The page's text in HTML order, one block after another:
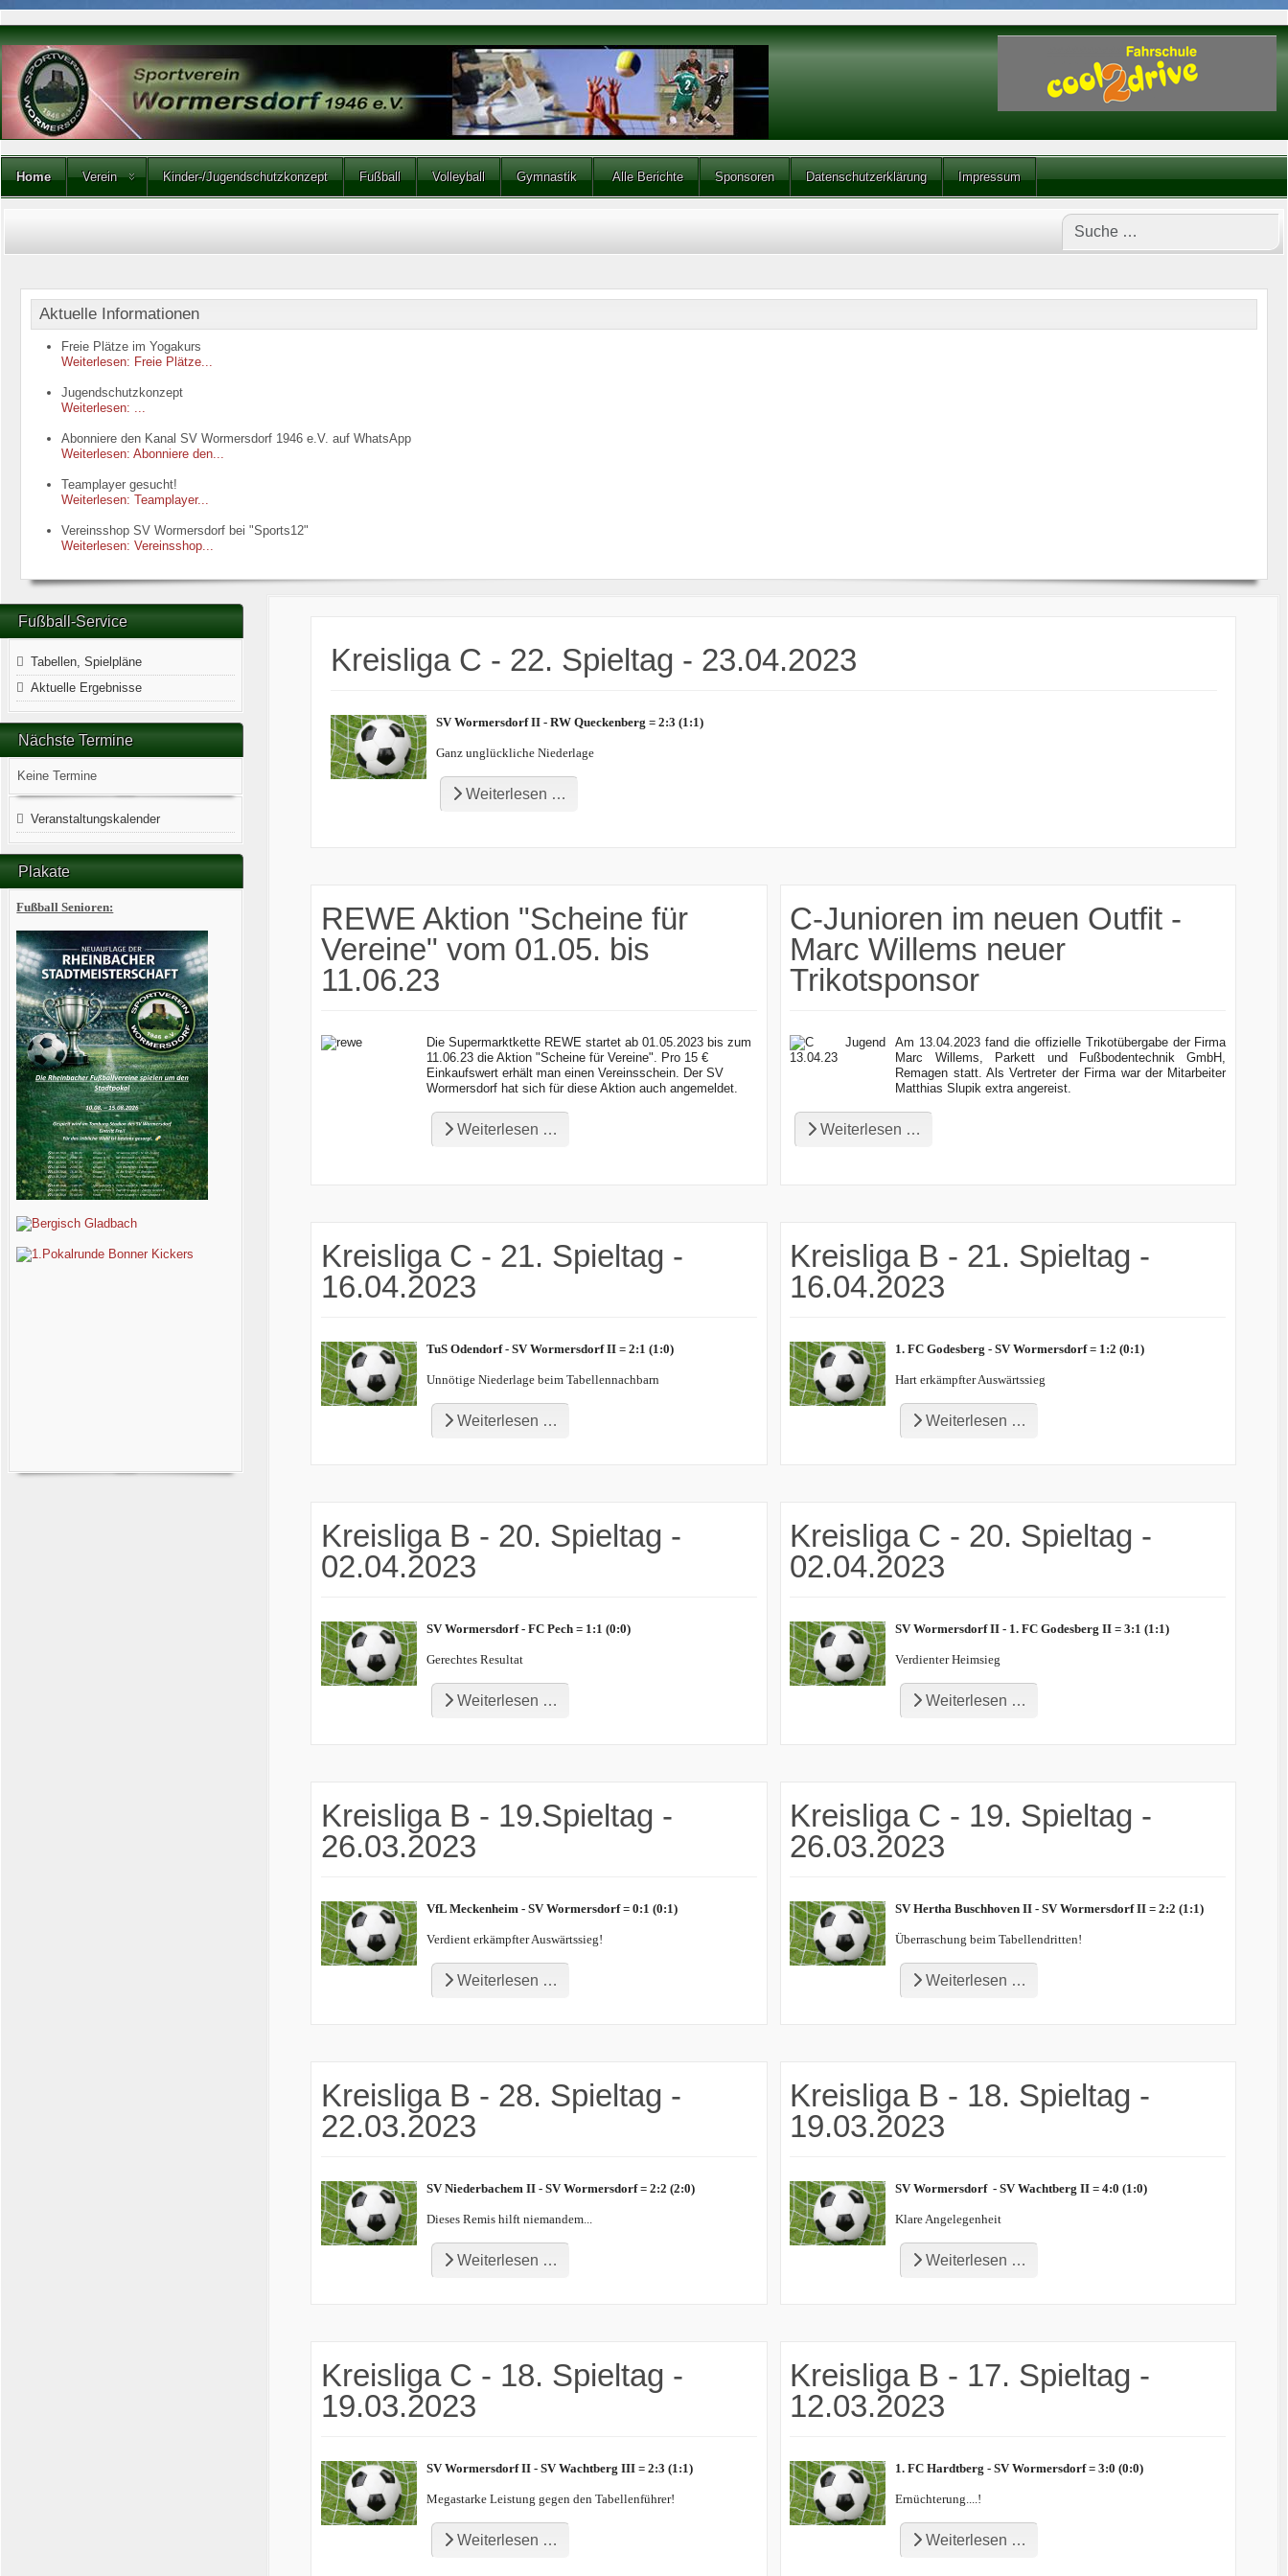
Home Verein Kinder-/Jugendschutzkonzept Fußball Volleyball Gymnastik Alle Berichte Sponsoren Datenschutzerklärung Impressum
Aktuelle Informationen
Freie Plätze im Yogakurs
Weiterlesen: Freie Plätze...
Jugendschutzkonzept
Weiterlesen: ...
Abonniere den Kanal SV Wormersdorf 1946 e.V. auf WhatsApp
Weiterlesen: Abonniere den...
Teamplayer gesucht!
Weiterlesen: Teamplayer...
Vereinsshop SV Wormersdorf bei "Sports12"
Weiterlesen: Vereinsshop...
Fußball-Service
Tabellen, Spielpläne
Aktuelle Ergebnisse
Nächste Termine
Keine Termine
Veranstaltungskalender
Plakate
Fußball Senioren:
Kreisliga C - 22. Spieltag - 23.04.2023
SV Wormersdorf II - RW Queckenberg = 2:3 (1:1)
Ganz unglückliche Niederlage
Weiterlesen …
REWE Aktion "Scheine für
Vereine" vom 01.05. bis
11.06.23
Die Supermarktkette REWE startet ab 01.05.2023 bis zum
11.06.23 die Aktion "Scheine für Vereine". Pro 15 €
Einkaufswert erhält man einen Vereinsschein. Der SV
Wormersdorf hat sich für diese Aktion auch angemeldet.
Weiterlesen …
C-Junioren im neuen Outfit -
Marc Willems neuer
Trikotsponsor
Am 13.04.2023 fand die offizielle Trikotübergabe der Firma
Marc Willems, Parkett und Fußbodentechnik GmbH,
Remagen statt. Als Vertreter der Firma war der Mitarbeiter
Matthias Slupik extra angereist.
Weiterlesen …
Kreisliga C - 21. Spieltag -
16.04.2023
TuS Odendorf - SV Wormersdorf II = 2:1 (1:0)
Unnötige Niederlage beim Tabellennachbarn
Weiterlesen …
Kreisliga B - 21. Spieltag -
16.04.2023
1. FC Godesberg - SV Wormersdorf = 1:2 (0:1)
Hart erkämpfter Auswärtssieg
Weiterlesen …
Kreisliga B - 20. Spieltag -
02.04.2023
SV Wormersdorf - FC Pech = 1:1 (0:0)
Gerechtes Resultat
Weiterlesen …
Kreisliga C - 20. Spieltag -
02.04.2023
SV Wormersdorf II - 1. FC Godesberg II = 3:1 (1:1)
Verdienter Heimsieg
Weiterlesen …
Kreisliga B - 19.Spieltag -
26.03.2023
VfL Meckenheim - SV Wormersdorf = 0:1 (0:1)
Verdient erkämpfter Auswärtssieg!
Weiterlesen …
Kreisliga C - 19. Spieltag -
26.03.2023
SV Hertha Buschhoven II - SV Wormersdorf II = 2:2 (1:1)
Überraschung beim Tabellendritten!
Weiterlesen …
Kreisliga B - 28. Spieltag -
22.03.2023
SV Niederbachem II - SV Wormersdorf = 2:2 (2:0)
Dieses Remis hilft niemandem...
Weiterlesen …
Kreisliga B - 18. Spieltag -
19.03.2023
SV Wormersdorf - SV Wachtberg II = 4:0 (1:0)
Klare Angelegenheit
Weiterlesen …
Kreisliga C - 18. Spieltag -
19.03.2023
SV Wormersdorf II - SV Wachtberg III = 2:3 (1:1)
Megastarke Leistung gegen den Tabellenführer!
Weiterlesen …
Kreisliga B - 17. Spieltag -
12.03.2023
1. FC Hardtberg - SV Wormersdorf = 3:0 (0:0)
Ernüchterung....!
Weiterlesen …